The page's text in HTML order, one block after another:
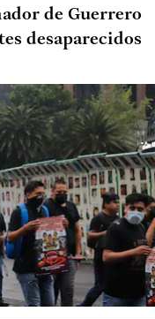
de Guerrero
desaparecidos